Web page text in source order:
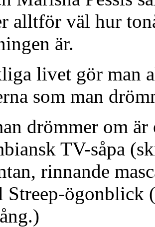
alltför väl hur
är.
livet gör man
som man
drömmer om
TV-såpa
rinnande
ögonblick